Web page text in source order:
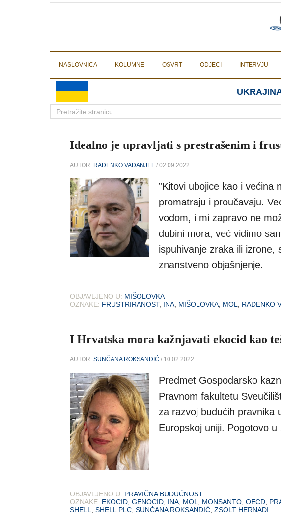
NASLOVNICA KOLUMNE OSVRT ODJECI INTERVJU
Idealno je upravljati s prestrašenim i
AUTOR: RADENKO VADANJEL / 02.09.2022.
”Kitovi ubojice kao i većina
promatraju i proučavaju.
vodom, i mi zapravo ne
dubini mora, već vidimo
ispuhivanje zraka ili izrone,
znanstveno objašnjenje.
OBJAVLJENO U: MIŠOLOVKA
OZNAKE: FRUSTRIRANOST, INA MIŠOLOVKA MOL RADENKO
I Hrvatska mora kažnjavati ekocid kao
AUTOR: SUNČANA ROKSANDIĆ / 10.02.2022.
Predmet Gospodarsko
Pravnom fakultetu
za razvoj budućih pravnika
Europskoj uniji. Pogotovo
OBJAVLJENO U: PRAVIČNA BUDUĆNOST
OZNAKE: EKOCID, GENOCID, INA, MOL, MONSANTO, OECD,
SHELL, SHELL PLC, SUNČANA ROKSANDIĆ, ZSOLT HERNADI